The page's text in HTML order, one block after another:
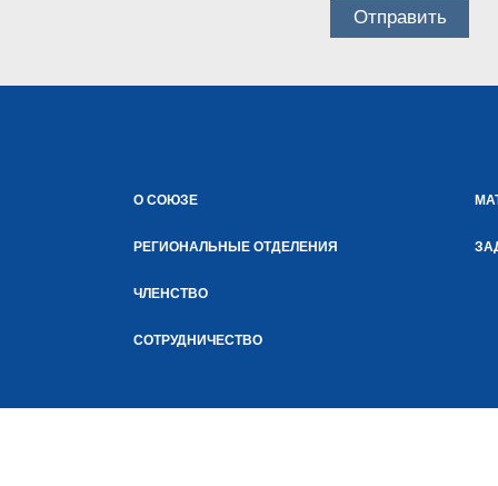
О СОЮЗЕ
РЕГИОНАЛЬНЫЕ ОТДЕЛЕНИЯ
ЧЛЕНСТВО
СОТРУДНИЧЕСТВО